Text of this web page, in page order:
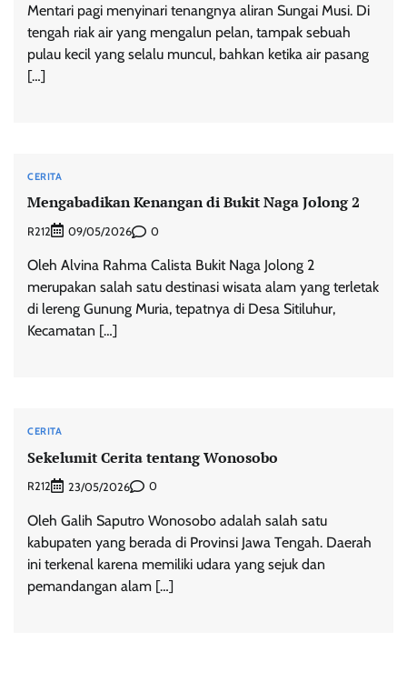
Mentari pagi menyinari tenangnya aliran Sungai Musi. Di
tengah riak air yang mengalun pelan, tampak sebuah
pulau kecil yang selalu muncul, bahkan ketika air pasang
[…]
CERITA
Mengabadikan Kenangan di Bukit Naga Jolong 2
R212 09/05/2026 0
Oleh Alvina Rahma Calista Bukit Naga Jolong 2
merupakan salah satu destinasi wisata alam yang terletak
di lereng Gunung Muria, tepatnya di Desa Sitiluhur,
Kecamatan […]
CERITA
Sekelumit Cerita tentang Wonosobo
R212 23/05/2026 0
Oleh Galih Saputro Wonosobo adalah salah satu
kabupaten yang berada di Provinsi Jawa Tengah. Daerah
ini terkenal karena memiliki udara yang sejuk dan
pemandangan alam […]